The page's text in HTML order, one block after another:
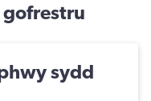
sydd